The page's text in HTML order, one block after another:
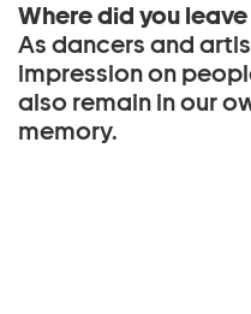
Where did you
As dancers and
impression on
also remain in our
memory.